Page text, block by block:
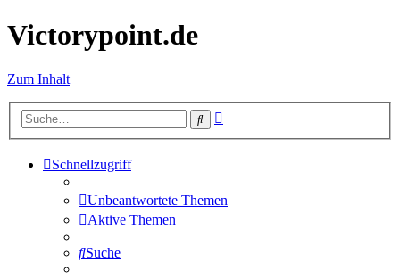
Victorypoint.de
Zum Inhalt
Suche
Schnellzugriff
Unbeantwortete Themen
Aktive Themen
Suche